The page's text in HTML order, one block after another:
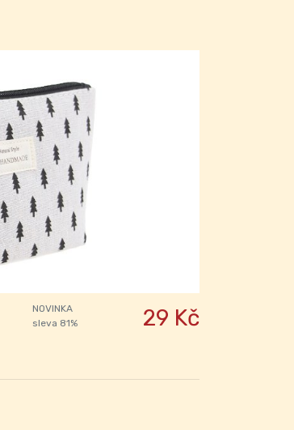
NOVINKA
sleva 81%
29 Kč